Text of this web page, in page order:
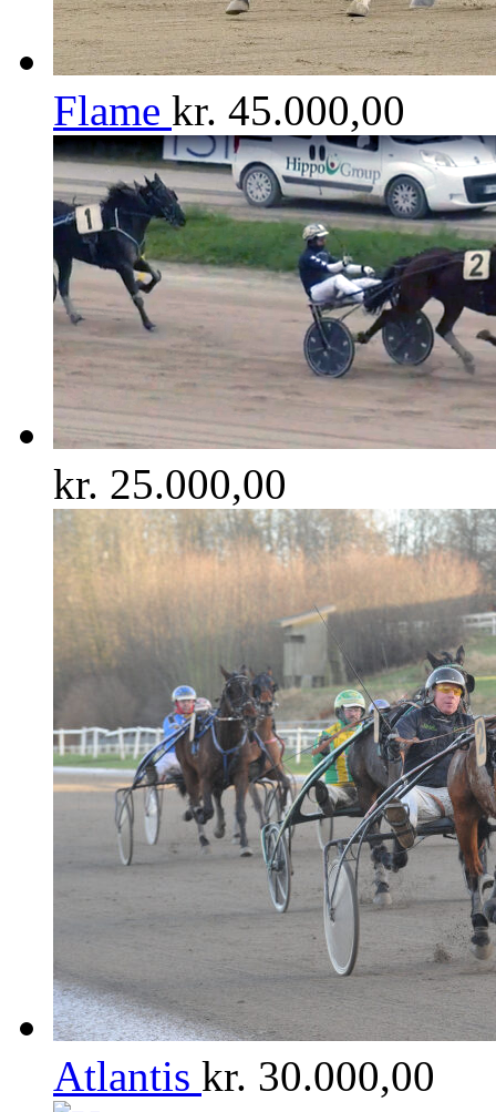
Flame kr. 45.000,00
kr. 25.000,00
Atlantis kr. 30.000,00